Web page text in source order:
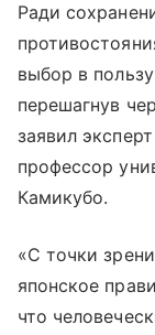
Ради
выбор в
перешагнув
заявил
профессор
Камикубо.
«С точки
японское
что